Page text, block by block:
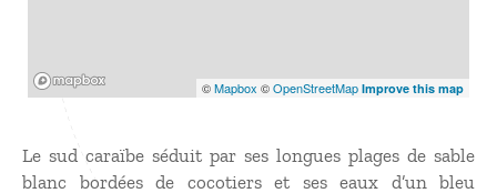
©Mapbox ©OpenStreetMap Improve this map
Le sud caraïbe séduit par ses longues plages de sable
blanc bordées de cocotiers et ses eaux d’un bleu